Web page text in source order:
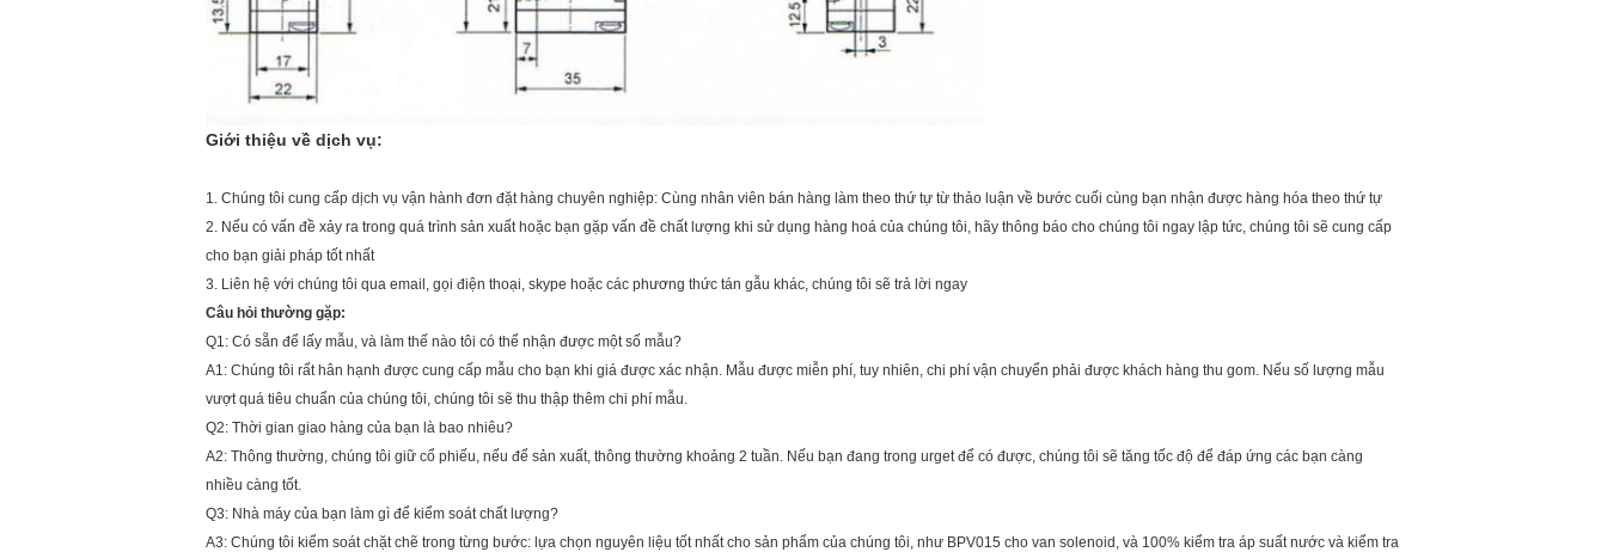
Giới thiệu về dịch vụ:
1. Chúng tôi cung cấp dịch vụ vận hành đơn đặt hàng chuyên nghiệp: Cùng nhân viên bán hàng làm theo thứ tự từ thảo luận về bước cuối cùng bạn nhận được hàng hóa theo thứ tự
2. Nếu có vấn đề xảy ra trong quá trình sản xuất hoặc bạn gặp vấn đề chất lượng khi sử dụng hàng hoá của chúng tôi, hãy thông báo cho chúng tôi ngay lập tức, chúng tôi sẽ cung cấp
cho bạn giải pháp tốt nhất
3. Liên hệ với chúng tôi qua email, gọi điện thoại, skype hoặc các phương thức tán gẫu khác, chúng tôi sẽ trả lời ngay
Câu hỏi thường gặp:
Q1: Có sẵn để lấy mẫu, và làm thế nào tôi có thể nhận được một số mẫu?
A1: Chúng tôi rất hân hạnh được cung cấp mẫu cho bạn khi giá được xác nhận. Mẫu được miễn phí, tuy nhiên, chi phí vận chuyển phải được khách hàng thu gom. Nếu số lượng mẫu
vượt quá tiêu chuẩn của chúng tôi, chúng tôi sẽ thu thập thêm chi phí mẫu.
Q2: Thời gian giao hàng của bạn là bao nhiêu?
A2: Thông thường, chúng tôi giữ cổ phiếu, nếu để sản xuất, thông thường khoảng 2 tuần. Nếu bạn đang trong urget để có được, chúng tôi sẽ tăng tốc độ để đáp ứng các bạn càng
nhiều càng tốt.
Q3: Nhà máy của bạn làm gì để kiểm soát chất lượng?
A3: Chúng tôi kiểm soát chặt chẽ trong từng bước: lựa chọn nguyên liệu tốt nhất cho sản phẩm của chúng tôi, như BPV015 cho van solenoid, và 100% kiểm tra áp suất nước và kiểm tra